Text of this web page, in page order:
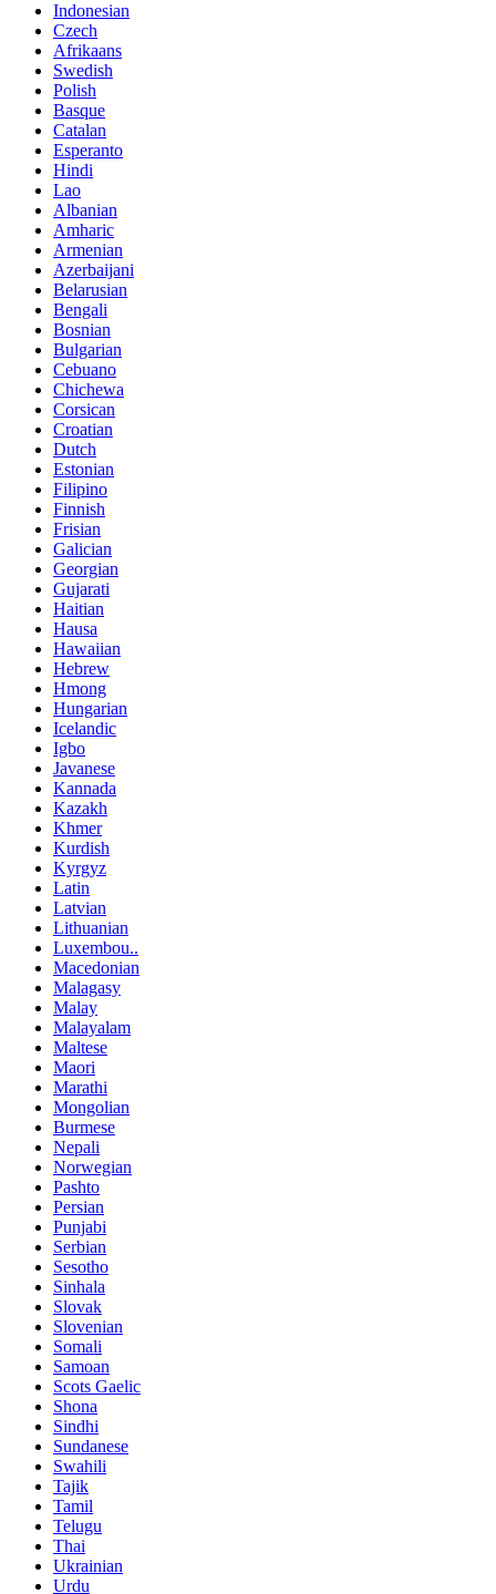
Indonesian
Czech
Afrikaans
Swedish
Polish
Basque
Catalan
Esperanto
Hindi
Lao
Albanian
Amharic
Armenian
Azerbaijani
Belarusian
Bengali
Bosnian
Bulgarian
Cebuano
Chichewa
Corsican
Croatian
Dutch
Estonian
Filipino
Finnish
Frisian
Galician
Georgian
Gujarati
Haitian
Hausa
Hawaiian
Hebrew
Hmong
Hungarian
Icelandic
Igbo
Javanese
Kannada
Kazakh
Khmer
Kurdish
Kyrgyz
Latin
Latvian
Lithuanian
Luxembou..
Macedonian
Malagasy
Malay
Malayalam
Maltese
Maori
Marathi
Mongolian
Burmese
Nepali
Norwegian
Pashto
Persian
Punjabi
Serbian
Sesotho
Sinhala
Slovak
Slovenian
Somali
Samoan
Scots Gaelic
Shona
Sindhi
Sundanese
Swahili
Tajik
Tamil
Telugu
Thai
Ukrainian
Urdu